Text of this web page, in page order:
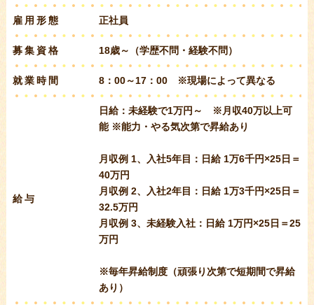
雇用形態 正社員
募集資格 18歳～（学歴不問・経験不問）
就業時間 8：00～17：00 ※現場によって異なる
給与
日給：未経験で1万円～ ※月収40万以上可
能※能力・やる気次第で昇給あり
月収例 1、入社5年目：日給 1万6千円×25日＝
40万円
月収例 2、入社2年目：日給 1万3千円×25日＝
32.5万円
月収例 3、未経験入社：日給 1万円×25日＝25
万円
※毎年昇給制度（頑張り次第で短期間で昇給
あり）